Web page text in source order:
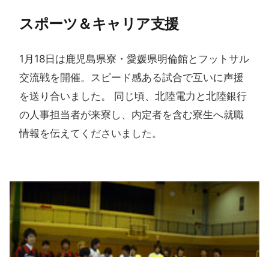
スポーツ＆キャリア支援
1月18日は鹿児島県寮・愛媛県明倫館とフットサル
交流戦を開催。スピード感ある試合で互いに声援
を送り合いました。 同じ頃、北陸電力と北陸銀行
の人事担当者が来寮し、内定者を含む寮生へ就職
情報を伝えてくださいました。